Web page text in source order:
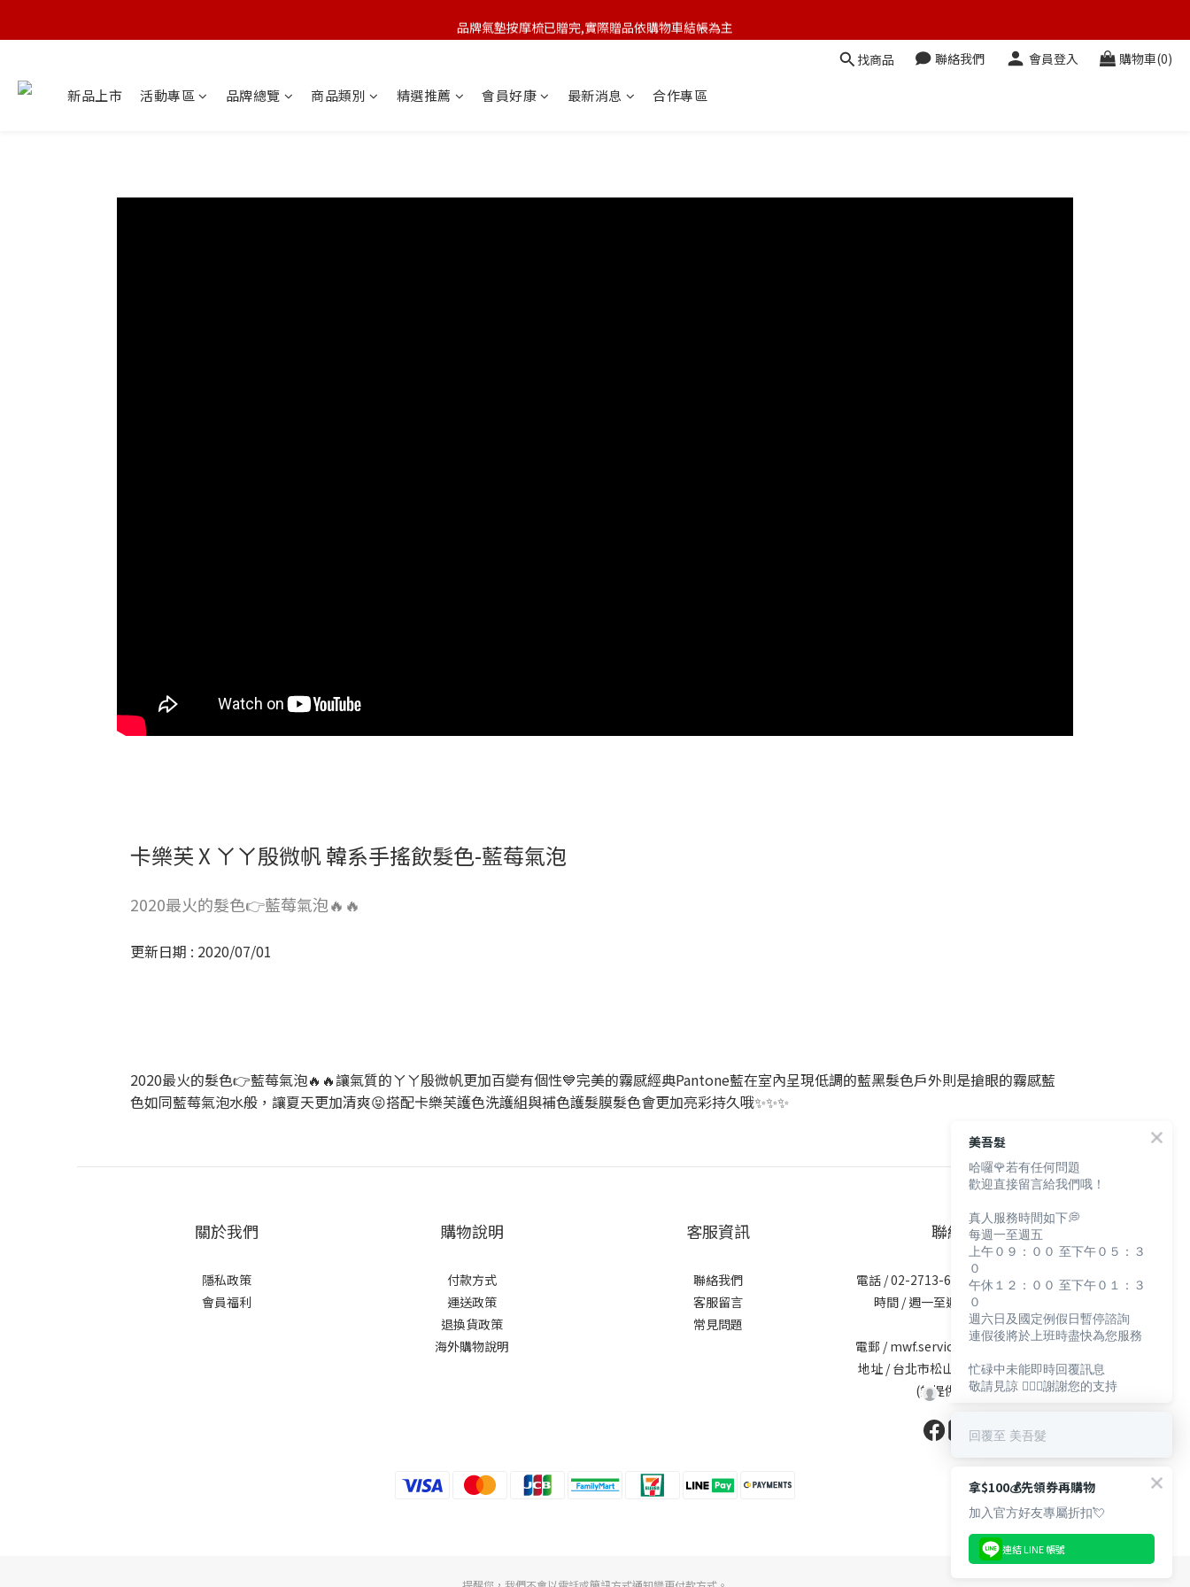
🆕 新會員註冊開卡送9折券 💰
品牌氣墊按摩梳已贈完,實際贈品依購物車結帳為主
找商品 聯絡我們 會員登入 購物車(0)
新品上市 活動專區 品牌總覽 商品類別 精選推薦 會員好康 最新消息 合作專區
卡樂芙 X ㄚㄚ殷微帆 韓系手搖飲髮色-藍莓氣泡
2020最火的髮色👉藍莓氣泡🔥🔥
更新日期 : 2020/07/01
2020最火的髮色👉藍莓氣泡🔥🔥讓氣質的ㄚㄚ殷微帆更加百變有個性💙完美的霧感經典Pantone藍在室內呈現低調的藍黑髮色戶外則是搶眼的霧感藍
色如同藍莓氣泡水般，讓夏天更加清爽😝搭配卡樂芙護色洗護組與補色護髮膜髮色會更加亮彩持久哦✨✨✨
關於我們
隱私政策
會員福利
購物說明
付款方式
運送政策
退換貨政策
海外購物說明
客服資訊
聯絡我們
客服留言
常見問題
聯絡資訊
電話 / 02-2713-6621 (無提供訂購服務)
時間 / 週一至週五 09:30-12:00；
13:30-17:30
電郵 / mwf.service@maywufa.com.tw
地址 / 台北市松山區復興北路167號5樓
(無提供現場販售)
美吾髮
哈囉🌹若有任何問題
歡迎直接留言給我們哦！
真人服務時間如下💭
每週一至週五
上午０９：００ 至下午０５：３
０
午休１２：００ 至下午０１：３
０
週六日及國定例假日暫停諮詢
連假後將於上班時盡快為您服務
忙碌中未能即時回覆訊息
敬請見諒 🙇🏻‍♀️謝謝您的支持
回覆至 美吾髮
拿$100💰先領券再購物
加入官方好友專屬折扣💘
連結 LINE 帳號